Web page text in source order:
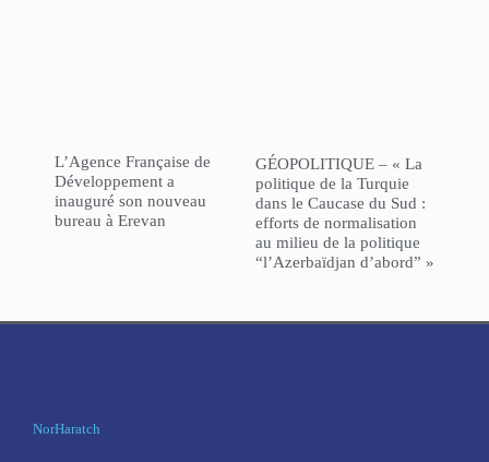
L’Agence Française de
Développement a
inauguré son nouveau
bureau à Erevan
GÉOPOLITIQUE – « La
politique de la Turquie
dans le Caucase du Sud :
efforts de normalisation
au milieu de la politique
“l’Azerbaïdjan d’abord” »
NorHaratch